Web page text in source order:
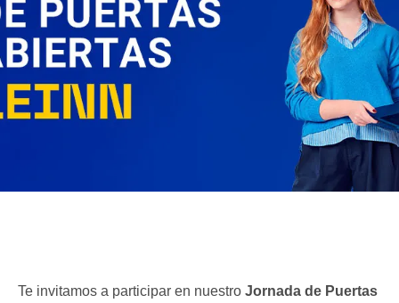
Te invitamos a participar en nuestro Jornada de Puertas